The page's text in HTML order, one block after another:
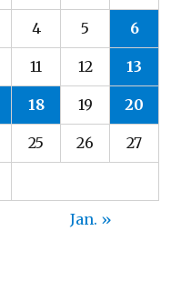
4 5 6
11 12 13
18 19 20
25 26 27
Jan. »